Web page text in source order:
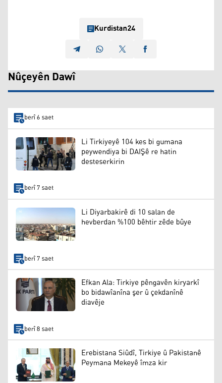
Kurdistan24
Nûçeyên Dawî
berî 6 saet
Li Tirkiyeyê 104 kes bi gumana
peywendiya bi DAIŞê re hatin
desteserkirin
berî 7 saet
Li Diyarbakirê di 10 salan de
hevberdan %100 bêhtir zêde bûye
berî 7 saet
Efkan Ala: Tirkiye pêngavên kiryarkî
bo bidawîanîna şer û çekdanînê
diavêje
berî 8 saet
Erebistana Siûdî, Tirkiye û Pakistanê
Peymana Mekeyê îmza kir